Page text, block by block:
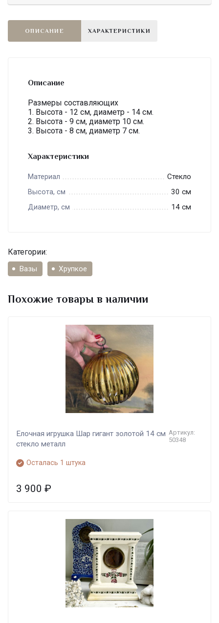
ОПИСАНИЕ ХАРАКТЕРИСТИКИ
Описание
Размеры составляющих
1. Высота - 12 cм, диаметр - 14 см.
2. Высота - 9 см, диаметр 10 см.
3. Высота - 8 см, диаметр 7 см.
Характеристики
Материал Стекло
Высота, см 30 см
Диаметр, см 14 см
Категории:
Вазы Хрупкое
Похожие товары в наличии
Елочная игрушка Шар гигант золотой 14 см
стекло металл
Артикул:
50348
Осталась 1 штука
3 900 ₽